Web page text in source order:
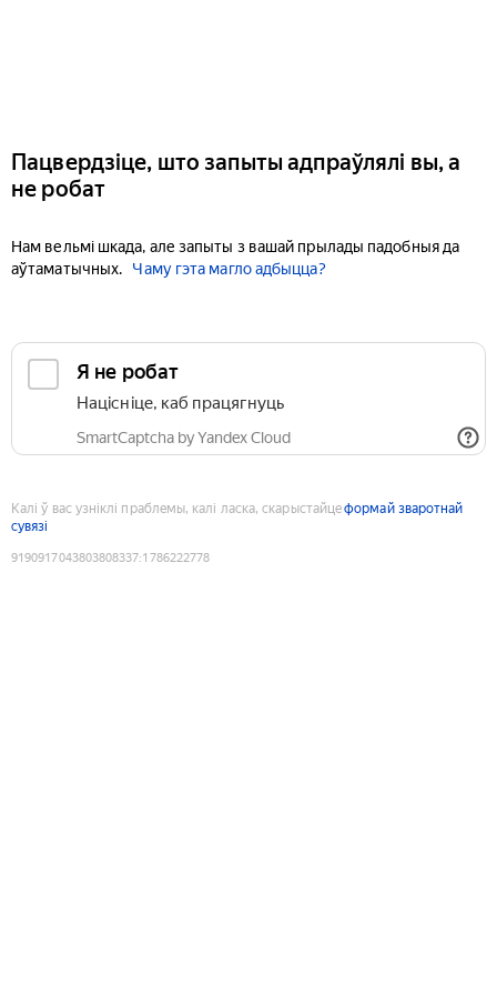
Пацвердзіце, што запыты адпраўлялі вы, а
не робат
Нам вельмі шкада, але запыты з вашай прылады падобныя да
аўтаматычных.
Чаму гэта магло адбыцца?
Я не робат
Націсніце, каб працягнуць
SmartCaptcha by Yandex Cloud
Калі ў вас узніклі праблемы, калі ласка, скарыстайцеформай зваротнай
сувязі
9190917043803808337:1786222778